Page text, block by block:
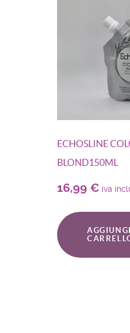
ECHOSLINE
BLOND150ML
16,99 € iva